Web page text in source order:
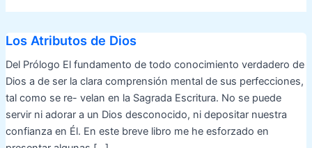
Los Atributos de Dios
Del Prólogo El fundamento de todo conocimiento verdadero de
Dios a de ser la clara comprensión mental de sus perfecciones,
tal como se re- velan en la Sagrada Escritura. No se puede
servir ni adorar a un Dios desconocido, ni depositar nuestra
confianza en Él. En este breve libro me he esforzado en